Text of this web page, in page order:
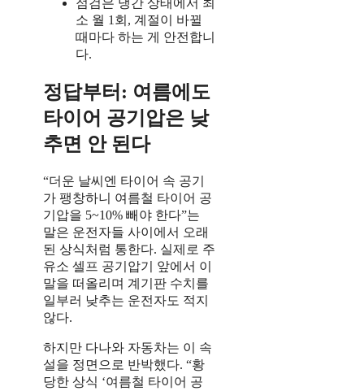
소 월 1회, 계절이 바뀔
때마다 하는 게 안전합니
다.
정답부터: 여름에도
타이어 공기압은 낮
추면 안 된다
“더운 날씨엔 타이어 속 공기
가 팽창하니 여름철 타이어 공
기압을 5~10% 빼야 한다”는
말은 운전자들 사이에서 오래
된 상식처럼 통한다. 실제로 주
유소 셀프 공기압기 앞에서 이
말을 떠올리며 계기판 수치를
일부러 낮추는 운전자도 적지
않다.
하지만 다나와 자동차는 이 속
설을 정면으로 반박했다. “황
당한 상식 ‘여름철 타이어 공